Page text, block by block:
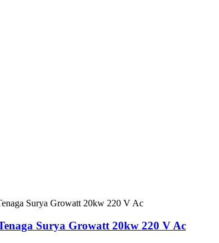
Surya Growatt 20kw 220 V Ac